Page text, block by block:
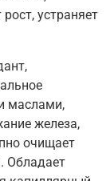
устраняет
маслами,
железа,
очищает
Обладает